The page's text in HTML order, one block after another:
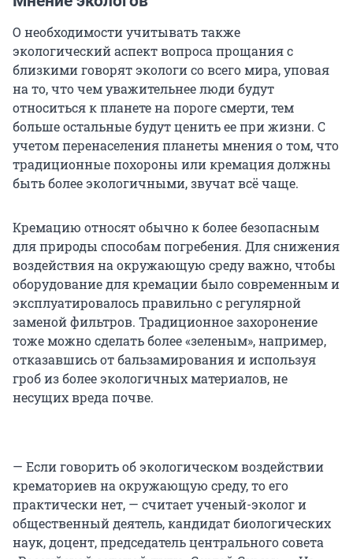
О необходимости учитывать также
экологический аспект вопроса прощания с
близкими говорят экологи со всего мира, уповая
на то, что чем уважительнее люди будут
относиться к планете на пороге смерти, тем
больше остальные будут ценить ее при жизни. С
учетом перенаселения планеты мнения о том, что
традиционные похороны или кремация должны
быть более экологичными, звучат всё чаще.
Кремацию относят обычно к более безопасным
для природы способам погребения. Для снижения
воздействия на окружающую среду важно, чтобы
оборудование для кремации было современным и
эксплуатировалось правильно с регулярной
заменой фильтров. Традиционное захоронение
тоже можно сделать более «зеленым», например,
отказавшись от бальзамирования и используя
гроб из более экологичных материалов, не
несущих вреда почве.
— Если говорить об экологическом воздействии
крематориев на окружающую среду, то его
практически нет, — считает ученый-эколог и
общественный деятель, кандидат биологических
наук, доцент, председатель центрального совета